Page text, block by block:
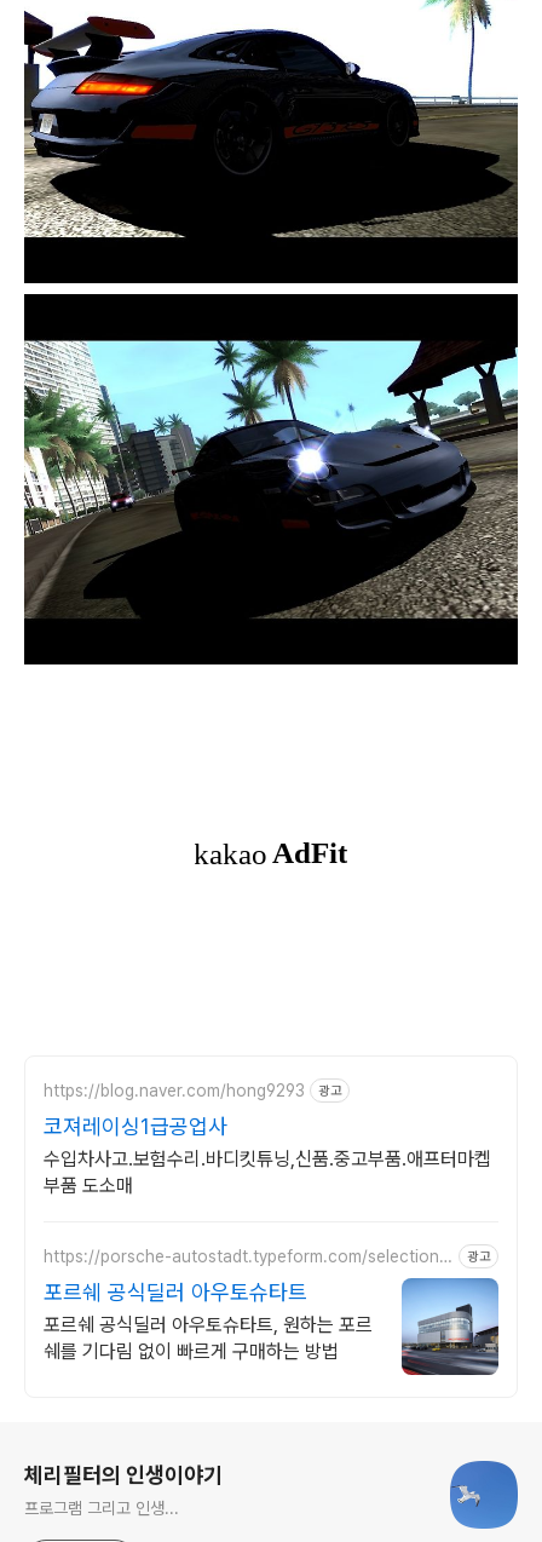
https://blog.naver.com/hong9293 광고
코져레이싱1급공업사
수입차사고.보험수리.바디킷튜닝,신품.중고부품.애프터마켑
부품 도소매
https://porsche-autostadt.typeform.com/selectionn
광고
포르쉐 공식딜러 아우토슈타트
포르쉐 공식딜러 아우토슈타트, 원하는 포르
쉐를 기다림 없이 빠르게 구매하는 방법
체리필터의 인생이야기
프로그램 그리고 인생...